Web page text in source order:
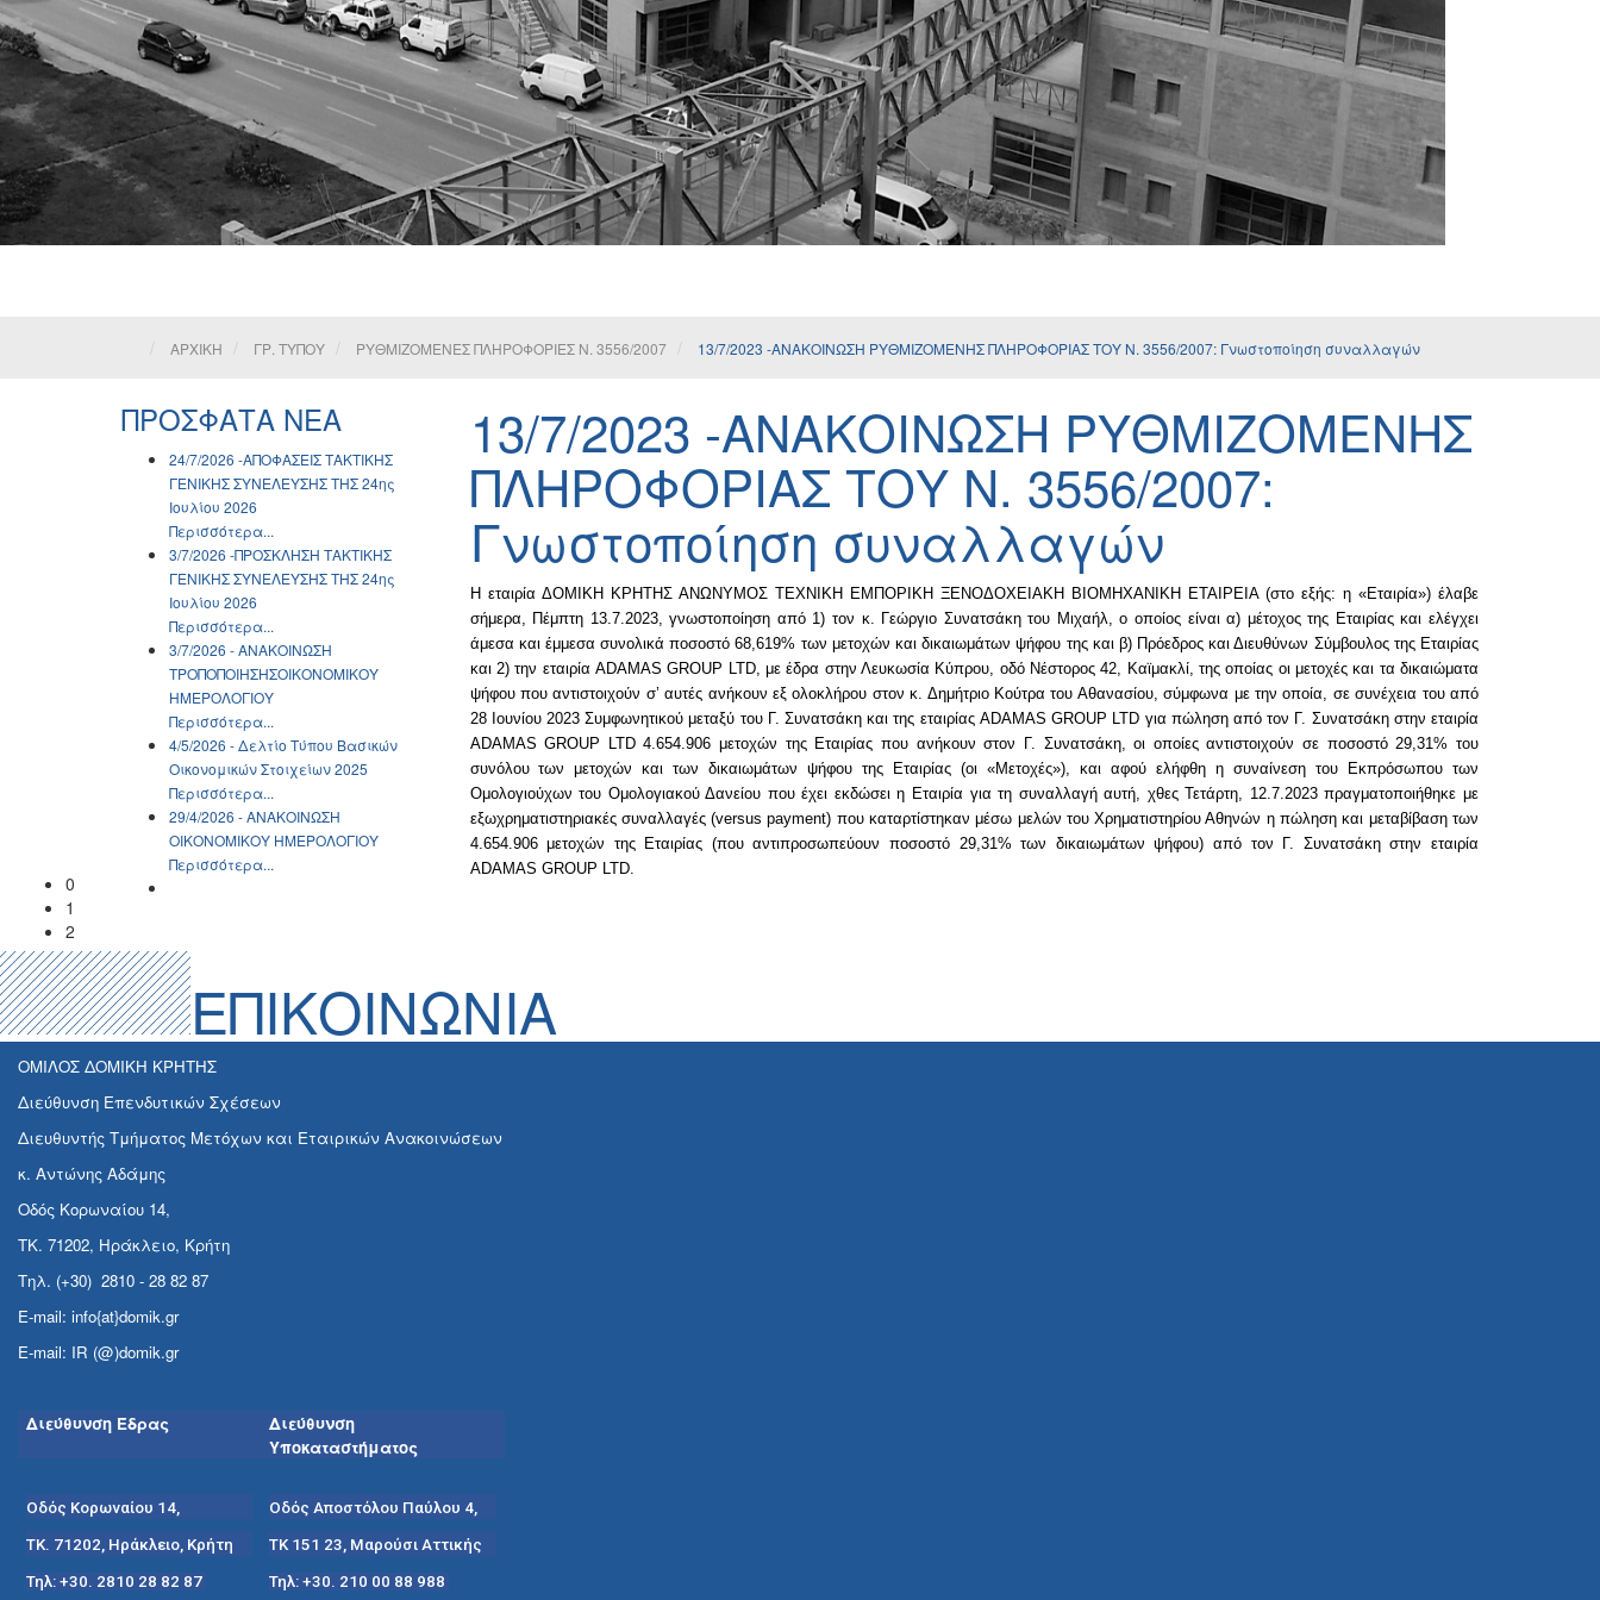
0
1
2
ΑΡΧΙΚΗ ΓΡ. ΤΥΠΟΥ ΡΥΘΜΙΖΟΜΕΝΕΣ ΠΛΗΡΟΦΟΡΙΕΣ Ν. 3556/2007 13/7/2023 -ΑΝΑΚΟΙΝΩΣΗ ΡΥΘΜΙΖΟΜΕΝΗΣ ΠΛΗΡΟΦΟΡΙΑΣ ΤΟΥ Ν. 3556/2007: Γνωστοποίηση συναλλαγών
ΠΡΟΣΦΑΤΑ ΝΕΑ
24/7/2026 -ΑΠΟΦΑΣΕΙΣ ΤΑΚΤΙΚΗΣ
ΓΕΝΙΚΗΣ ΣΥΝΕΛΕΥΣΗΣ ΤΗΣ 24ης
Ιουλίου 2026
Περισσότερα...
3/7/2026 -ΠΡΟΣΚΛΗΣΗ ΤΑΚΤΙΚΗΣ
ΓΕΝΙΚΗΣ ΣΥΝΕΛΕΥΣΗΣ ΤΗΣ 24ης
Ιουλίου 2026
Περισσότερα...
3/7/2026 - ΑΝΑΚΟΙΝΩΣH
ΤΡΟΠΟΠΟΙΗΣΗΣΟΙΚΟΝΟΜΙΚΟΥ
ΗΜΕΡΟΛΟΓΙΟΥ
Περισσότερα...
4/5/2026 - Δελτίο Τύπου Βασικών
Οικονομικών Στοιχείων 2025
Περισσότερα...
29/4/2026 - ΑΝΑΚΟΙΝΩΣH
ΟΙΚΟΝΟΜΙΚΟΥ ΗΜΕΡΟΛΟΓΙΟΥ
Περισσότερα...
13/7/2023 -ΑΝΑΚΟΙΝΩΣΗ ΡΥΘΜΙΖΟΜΕΝΗΣ
ΠΛΗΡΟΦΟΡΙΑΣ ΤΟΥ Ν. 3556/2007:
Γνωστοποίηση συναλλαγών
Η εταιρία ΔΟΜΙΚΗ ΚΡΗΤΗΣ ΑΝΩΝΥΜΟΣ ΤΕΧΝΙΚΗ ΕΜΠΟΡΙΚΗ ΞΕΝΟΔΟΧΕΙΑΚΗ ΒΙΟΜΗΧΑΝΙΚΗ ΕΤΑΙΡΕΙΑ (στο εξής: η «Εταιρία») έλαβε
σήμερα, Πέμπτη 13.7.2023, γνωστοποίηση από 1) τον κ. Γεώργιο Συνατσάκη του Μιχαήλ, ο οποίος είναι α) μέτοχος της Εταιρίας και ελέγχει
άμεσα και έμμεσα συνολικά ποσοστό 68,619% των μετοχών και δικαιωμάτων ψήφου της και β) Πρόεδρος και Διευθύνων Σύμβουλος της Εταιρίας
και 2) την εταιρία ADAMAS GROUP LTD, με έδρα στην Λευκωσία Κύπρου, οδό Νέστορος 42, Καϊμακλί, της οποίας οι μετοχές και τα δικαιώματα
ψήφου που αντιστοιχούν σ’ αυτές ανήκουν εξ ολοκλήρου στον κ. Δημήτριο Κούτρα του Αθανασίου, σύμφωνα με την οποία, σε συνέχεια του από
28 Ιουνίου 2023 Συμφωνητικού μεταξύ του Γ. Συνατσάκη και της εταιρίας ADAMAS GROUP LTD για πώληση από τον Γ. Συνατσάκη στην εταιρία
ADAMAS GROUP LTD 4.654.906 μετοχών της Εταιρίας που ανήκουν στον Γ. Συνατσάκη, οι οποίες αντιστοιχούν σε ποσοστό 29,31% του
συνόλου των μετοχών και των δικαιωμάτων ψήφου της Εταιρίας (οι «Μετοχές»), και αφού ελήφθη η συναίνεση του Εκπρόσωπου των
Ομολογιούχων του Ομολογιακού Δανείου που έχει εκδώσει η Εταιρία για τη συναλλαγή αυτή, χθες Τετάρτη, 12.7.2023 πραγματοποιήθηκε με
εξωχρηματιστηριακές συναλλαγές (versus payment) που καταρτίστηκαν μέσω μελών του Χρηματιστηρίου Αθηνών η πώληση και μεταβίβαση των
4.654.906 μετοχών της Εταιρίας (που αντιπροσωπεύουν ποσοστό 29,31% των δικαιωμάτων ψήφου) από τον Γ. Συνατσάκη στην εταιρία
ADAMAS GROUP LTD.
ΕΠΙΚΟΙΝΩΝΙΑ
ΟΜΙΛΟΣ ΔΟΜΙΚΗ ΚΡΗΤΗΣ
Διεύθυνση Επενδυτικών Σχέσεων
Διευθυντής Τμήματος Μετόχων και Εταιρικών Ανακοινώσεων
κ. Αντώνης Αδάμης
Οδός Κορωναίου 14,
ΤΚ. 71202, Ηράκλειο, Κρήτη
Τηλ. (+30) 2810 - 28 82 87
E-mail: info{at}domik.gr
E-mail: IR (@)domik.gr
Διεύθυνση Έδρας
Διεύθυνση
Υποκαταστήματος
Οδός Κορωναίου 14,
ΤΚ. 71202, Ηράκλειο, Κρήτη
Τηλ: +30. 2810 28 82 87
Οδός Αποστόλου Παύλου 4,
ΤΚ 151 23, Μαρούσι Αττικής
Τηλ: +30. 210 00 88 988